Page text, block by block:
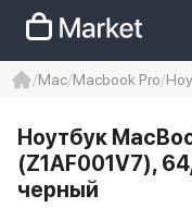
Iphone 14 pro max
Mac Macbook Pro
Ноутбук
(Z1AF001V7),
черный